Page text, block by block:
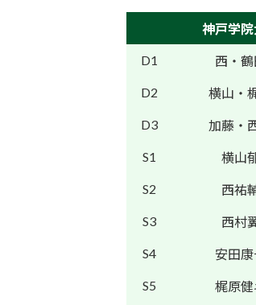
神戸学
D1 西・鶴
D2 横山・
D3 加藤・
S1 横山
S2 西祐
S3 西村
S4 安田
S5 梶原健